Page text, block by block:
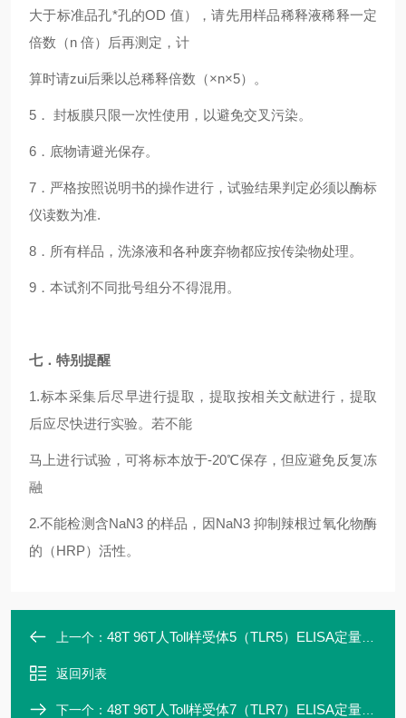
大于标准品孔*孔的OD 值），请先用样品稀释液稀释一定
倍数（n 倍）后再测定，计
算时请zui后乘以总稀释倍数（×n×5）。
5 ． 封板膜只限一次性使用，以避免交叉污染。
6 ．底物请避光保存。
7 ．严格按照说明书的操作进行，试验结果判定必须以酶标
仪读数为准.
8 ．所有样品，洗涤液和各种废弃物都应按传染物处理。
9 ．本试剂不同批号组分不得混用。
七．特别提醒
1.标本采集后尽早进行提取，提取按相关文献进行，提取
后应尽快进行实验。若不能
马上进行试验，可将标本放于-20℃保存，但应避免反复冻
融
2.不能检测含NaN3 的样品，因NaN3 抑制辣根过氧化物酶
的（HRP）活性。
上一个： 48T 96T人Toll样受体5（TLR5）ELISA定量试剂盒专业研发
返回列表
下一个： 48T 96T人Toll样受体7（TLR7）ELISA定量试剂盒优质厂家